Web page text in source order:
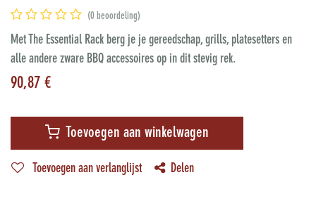
(0 beoordeling)
Met The Essential Rack berg je je gereedschap, grills, platesetters en
alle andere zware BBQ accessoires op in dit stevig rek.
90,87 €
Toevoegen aan winkelwagen
Toevoegen aan verlanglijst Delen